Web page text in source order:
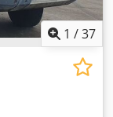
1 /37